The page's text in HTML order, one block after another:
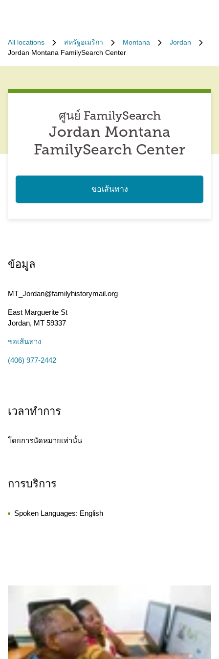
All locations สหรัฐอเมริกา Montana
Jordan
Jordan Montana FamilySearch Center
ศูนย์ FamilySearch
Jordan Montana
FamilySearch Center
ขอเส้นทาง
ข้อมูล
MT_Jordan@familyhistorymail.org
East Marguerite St
Jordan, MT 59337
ขอเส้นทาง
(406) 977-2442
เวลาทำการ
โดยการนัดหมายเท่านั้น
การบริการ
Spoken Languages: English